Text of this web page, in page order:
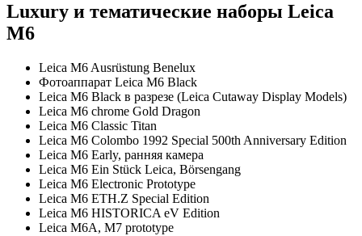
Luxury и тематические наборы Leica
M6
Leica M6 Ausrüstung Benelux
Фотоаппарат Leica M6 Black
Leica M6 Black в разрезе (Leica Cutaway Display Models)
Leica M6 chrome Gold Dragon
Leica M6 Classic Titan
Leica M6 Colombo 1992 Special 500th Anniversary Edition
Leica M6 Early, ранняя камера
Leica M6 Ein Stück Leica, Börsengang
Leica M6 Electronic Prototype
Leica M6 ETH.Z Special Edition
Leica M6 HISTORICA eV Edition
Leica M6A, M7 prototype